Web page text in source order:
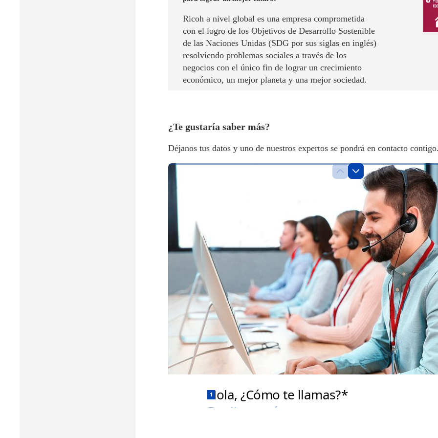
Ricoh a nivel global es una empresa comprometida
con el logro de los Objetivos de Desarrollo Sostenible
de las Naciones Unidas (SDG por sus siglas en inglés)
resolviendo problemas sociales a través de los
negocios con el único fin de lograr un crecimiento
económico, un mejor planeta y una mejor sociedad.
​¿Te gustaría saber más?
Déjanos tus datos y uno de nuestros expertos se pondrá en contacto